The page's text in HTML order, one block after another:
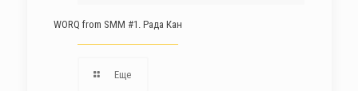
WORQ from SMM #1. Рада Кан
Еще